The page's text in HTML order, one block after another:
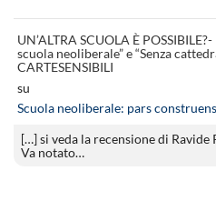
UN’ALTRA SCUOLA È
scuola neoliberale” e “Senza
CARTESENSIBILI
su
Scuola neoliberale: pars
[…] si veda la recensione di Ravide
Va notato…